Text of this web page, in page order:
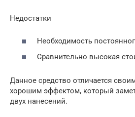
Недостатки
Необходимость
Сравнительно высокая
Данное средство отличается
хорошим эффектом, который
двух нанесений.